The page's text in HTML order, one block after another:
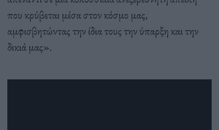
που κρύβεται μέσα στον κόσμο μας,
αμφισβητώντας την ίδια τους την ύπαρξη και την
δικιά μας».